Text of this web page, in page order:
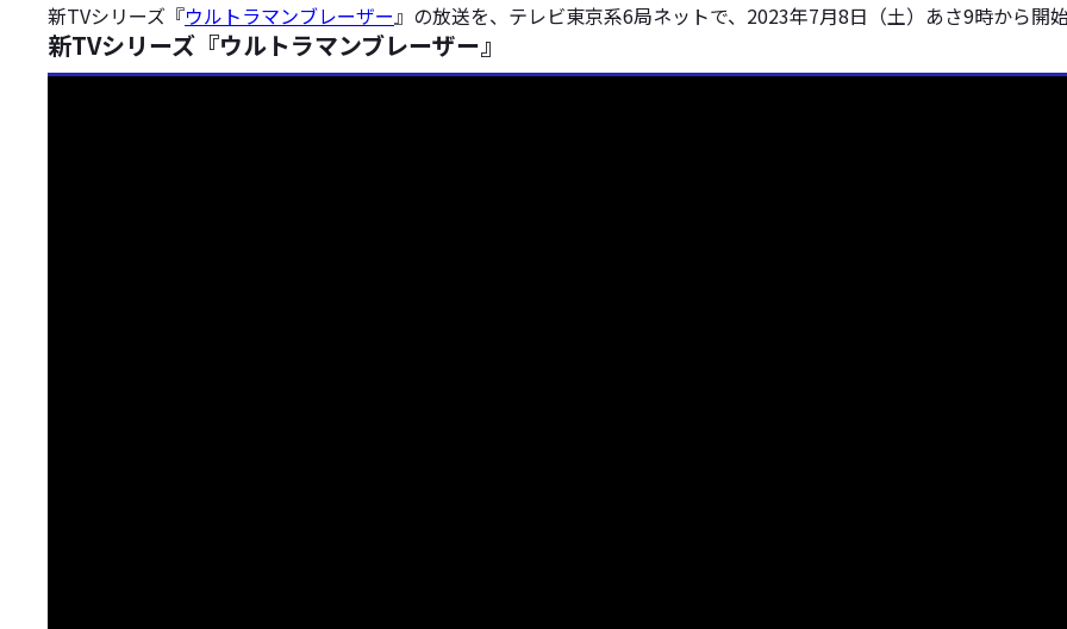
新TVシリーズ『ウルトラマンブレーザー』の放送を、テレビ東京系6局ネットで、2023年7月8日（土）あさ9時から開始
新TVシリーズ『ウルトラマンブレーザー』